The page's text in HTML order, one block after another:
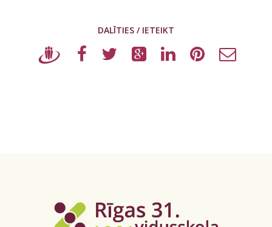
DALĪTIES / IETEIKT